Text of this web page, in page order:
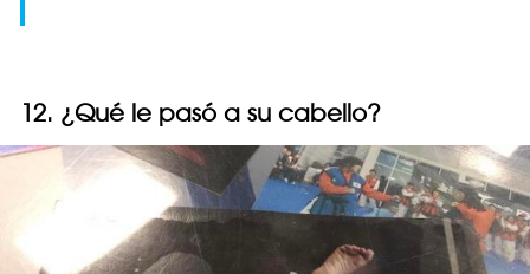
12. ¿Qué le pasó a su cabello?